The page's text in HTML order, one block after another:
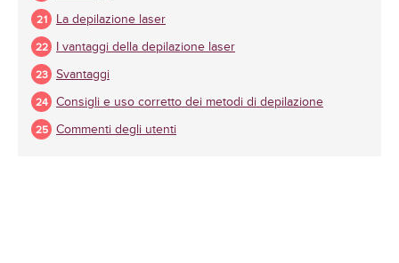
La depilazione laser
I vantaggi della depilazione laser
Svantaggi
Consigli e uso corretto dei metodi di depilazione
Commenti degli utenti